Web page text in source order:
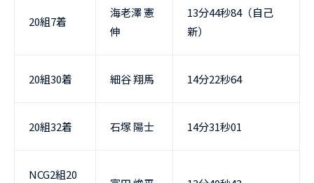
20組7着
海老澤 憲
伸
13分44秒84（自己
新）
20組30着 細谷 翔馬 14分22秒64
20組32着 石塚 陽士 14分31秒01
NCG2組20